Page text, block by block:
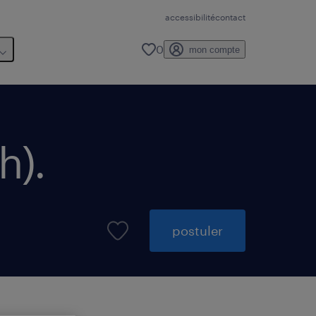
accessibilitécontact
0 mon compte
.
postuler